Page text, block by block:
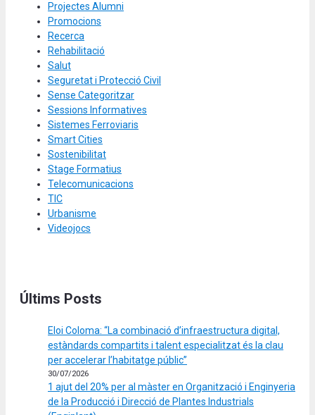
Projectes Alumni
Promocions
Recerca
Rehabilitació
Salut
Seguretat i Protecció Civil
Sense Categoritzar
Sessions Informatives
Sistemes Ferroviaris
Smart Cities
Sostenibilitat
Stage Formatius
Telecomunicacions
TIC
Urbanisme
Videojocs
Últims Posts
Eloi Coloma: “La combinació d’infraestructura digital,
estàndards compartits i talent especialitzat és la clau
per accelerar l’habitatge públic”
30/07/2026
1 ajut del 20% per al màster en Organització i Enginyeria
de la Producció i Direcció de Plantes Industrials